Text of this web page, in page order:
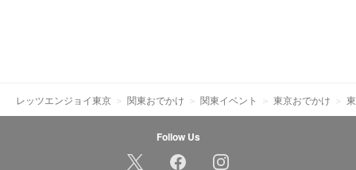
レッツエンジョイ東京 関東おでかけ 関東イベント 東京おでかけ
Follow Us